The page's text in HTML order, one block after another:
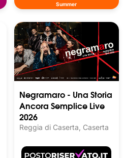
Summer
Negramaro - Una Storia
Ancora Semplice Live
2026
Reggia di Caserta, Caserta